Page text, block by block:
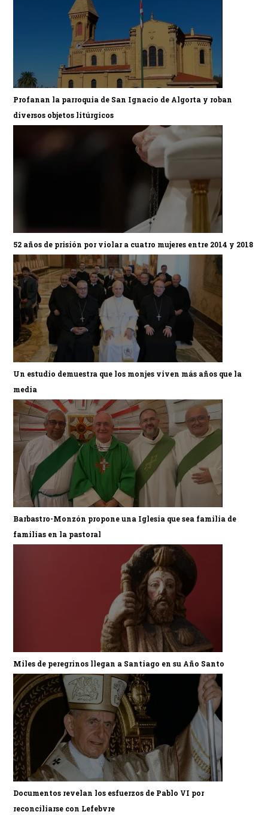
Profanan la parroquia de San Ignacio de Algorta y roban
diversos objetos litúrgicos
52 años de prisión por violar a cuatro mujeres entre 2014 y 2018
Un estudio demuestra que los monjes viven más años que la
media
Barbastro-Monzón propone una Iglesia que sea familia de
familias en la pastoral
Miles de peregrinos llegan a Santiago en su Año Santo
Documentos revelan los esfuerzos de Pablo VI por
reconciliarse con Lefebvre